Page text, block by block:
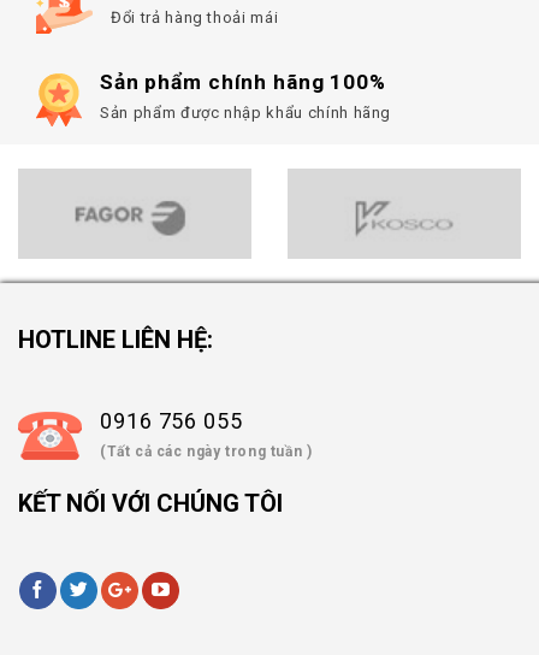
Đổi trả hàng thoải mái
Sản phẩm chính hãng 100%
Sản phẩm được nhập khẩu chính hãng
HOTLINE LIÊN HỆ:
0916 756 055
(Tất cả các ngày trong tuần )
KẾT NỐI VỚI CHÚNG TÔI